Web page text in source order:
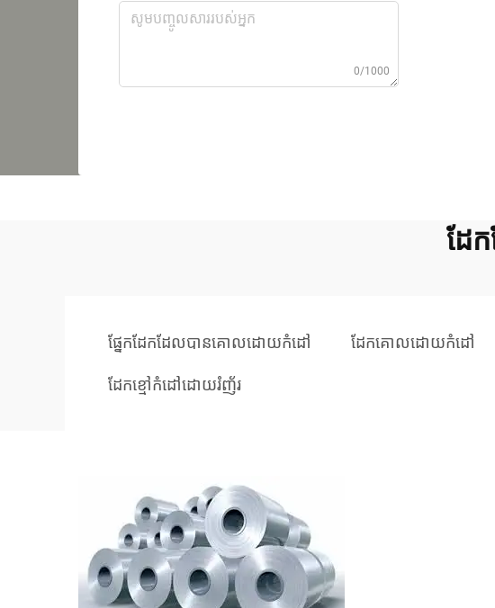
0/1000
ដែ
ផ្នែកដែកដែលបានគោលដោយកំដៅ ដែកគោលដោយកំដៅ
ដែកខ្មៅកំដៅដោយរំញ័រ